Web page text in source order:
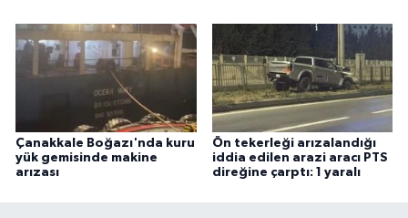
Çanakkale Boğazı'nda kuru
yük gemisinde makine
arızası
Ön tekerleği arızalandığı
iddia edilen arazi aracı PTS
direğine çarptı: 1 yaralı